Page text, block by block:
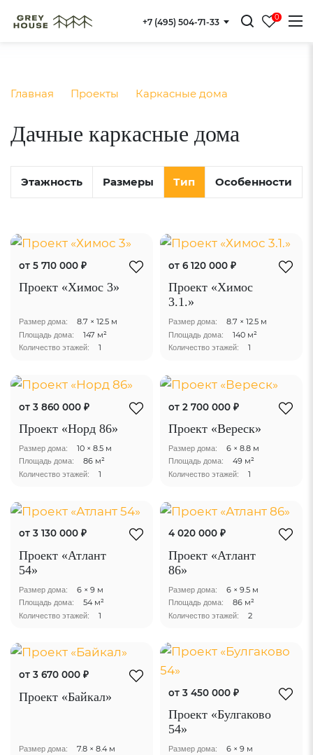
+7 (495) 504-71-33 0
Главная Проекты Каркасные дома
Дачные каркасные дома
Этажность Размеры Тип Особенности
от 5 710 000 ₽
Проект «Химос 3»
Размер дома: 8.7 × 12.5 м
Площадь дома: 147 м²
Количество этажей: 1
от 6 120 000 ₽
Проект «Химос
3.1.»
Размер дома: 8.7 × 12.5 м
Площадь дома: 140 м²
Количество этажей: 1
от 3 860 000 ₽
Проект «Норд 86»
Размер дома: 10 × 8.5 м
Площадь дома: 86 м²
Количество этажей: 1
от 2 700 000 ₽
Проект «Вереск»
Размер дома: 6 × 8.8 м
Площадь дома: 49 м²
Количество этажей: 1
от 3 130 000 ₽
Проект «Атлант
54»
Размер дома: 6 × 9 м
Площадь дома: 54 м²
Количество этажей: 1
4 020 000 ₽
Проект «Атлант
86»
Размер дома: 6 × 9.5 м
Площадь дома: 86 м²
Количество этажей: 2
от 3 670 000 ₽
Проект «Байкал»
Размер дома: 7.8 × 8.4 м
от 3 450 000 ₽
Проект «Булгаково
54»
Размер дома: 6 × 9 м